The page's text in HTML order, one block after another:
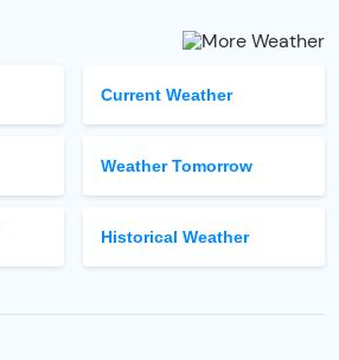
Current Weather
Weather Tomorrow
Historical Weather